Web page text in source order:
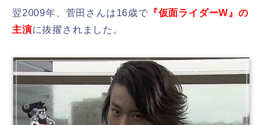
翌2009年、菅田さんは16歳で 『仮面ライダーW』の
主演に抜擢されました。